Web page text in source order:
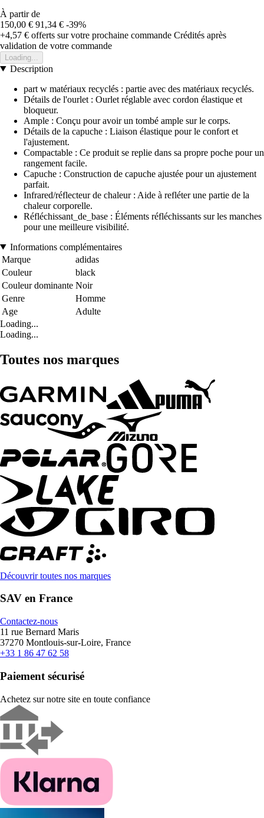
À partir de
150,00 € 91,34 € -39%
+4,57 € offerts sur votre prochaine commande Crédités après
validation de votre commande
Loading...
Description
part w matériaux recyclés : partie avec des matériaux recyclés.
Détails de l'ourlet : Ourlet réglable avec cordon élastique et
bloqueur.
Ample : Conçu pour avoir un tombé ample sur le corps.
Détails de la capuche : Liaison élastique pour le confort et
l'ajustement.
Compactable : Ce produit se replie dans sa propre poche pour un
rangement facile.
Capuche : Construction de capuche ajustée pour un ajustement
parfait.
Infrared/réflecteur de chaleur : Aide à refléter une partie de la
chaleur corporelle.
Réfléchissant_de_base : Éléments réfléchissants sur les manches
pour une meilleure visibilité.
Informations complémentaires
Marque
adidas
Couleur
black
Couleur dominante Noir
Genre
Homme
Age
Adulte
Loading...
Loading...
Toutes nos marques
Découvrir toutes nos marques
SAV en France
Contactez-nous
11 rue Bernard Maris
37270 Montlouis-sur-Loire, France
+33 1 86 47 62 58
Paiement sécurisé
Achetez sur notre site en toute confiance